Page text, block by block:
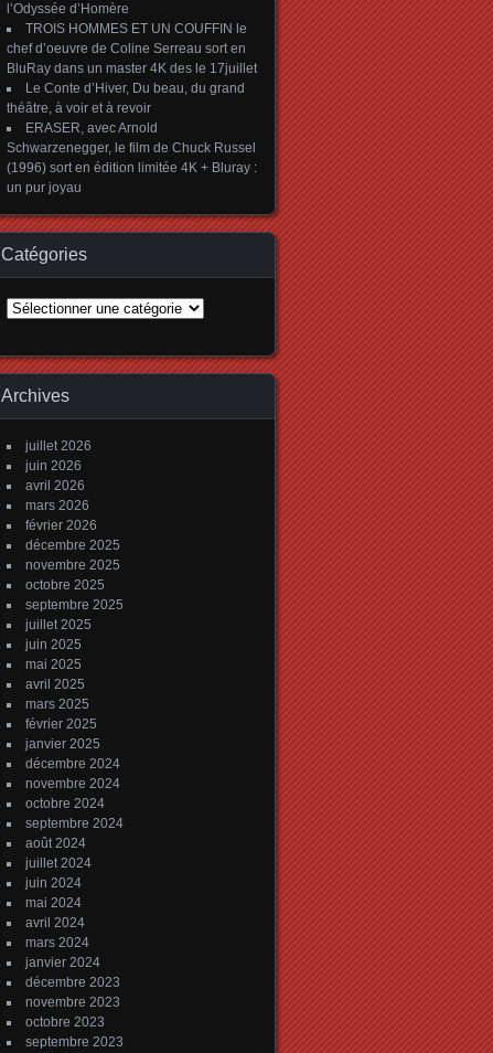
l’Odyssée d’Homère
TROIS HOMMES ET UN COUFFIN le
chef d’oeuvre de Coline Serreau sort en
BluRay dans un master 4K des le 17juillet
Le Conte d’Hiver, Du beau, du grand
théâtre, à voir et à revoir
ERASER, avec Arnold
Schwarzenegger, le film de Chuck Russel
(1996) sort en édition limitée 4K + Bluray :
un pur joyau
Catégories
Catégories
Archives
juillet 2026
juin 2026
avril 2026
mars 2026
février 2026
décembre 2025
novembre 2025
octobre 2025
septembre 2025
juillet 2025
juin 2025
mai 2025
avril 2025
mars 2025
février 2025
janvier 2025
décembre 2024
novembre 2024
octobre 2024
septembre 2024
août 2024
juillet 2024
juin 2024
mai 2024
avril 2024
mars 2024
janvier 2024
décembre 2023
novembre 2023
octobre 2023
septembre 2023